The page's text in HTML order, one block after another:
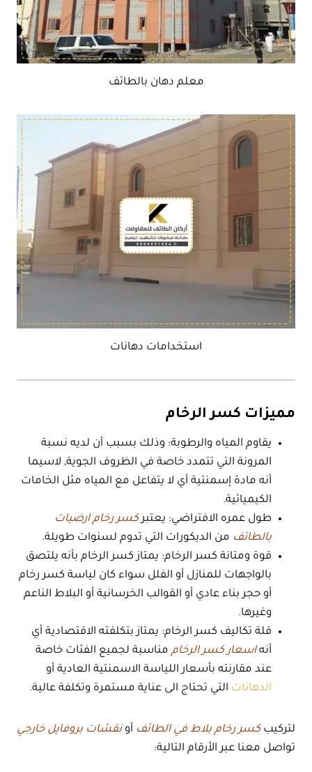
معلم دهان بالطائف
استخدامات دهانات
مميزات كسر الرخام
يقاوم المياه والرطوبة: وذلك بسبب أن لديه نسبة
المرونة التي تتمدد خاصة في الظروف الجوية, لاسيما
أنه مادة إسمنتية أي لا يتفاعل مع المياه مثل الخامات
الكيميائية.
طول عمره الافتراضي: يعتبر كسر رخام ارضيات
بالطائف من الديكورات التي تدوم لسنوات طويلة.
قوة ومتانة كسر الرخام: يمتاز كسر الرخام بأنه يلتصق
بالواجهات للمنازل أو الفلل سواء كان لياسة كسر رخام
أو حجر بناء عادي أو القوالب الخرسانية أو البلاط الناعم
وغيرها.
قلة تكاليف كسر الرخام: يمتاز بتكلفته الاقتصادية أي
أنهاسعار كسر الرخام مناسبة لجميع الفئات خاصة
عند مقارنته بأسعار اللياسة الاسمنتية العادية أو
الدهانات التي تحتاج الى عناية مستمرة وتكلفة عالية.
لتركيب كسر رخام بلاط في الطائف أو نقشات بروفايل خارجي
تواصل معنا عبر الأرقام التالية: